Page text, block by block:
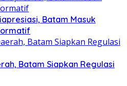
Batam Masuk
Batam Siapkan Regulasi